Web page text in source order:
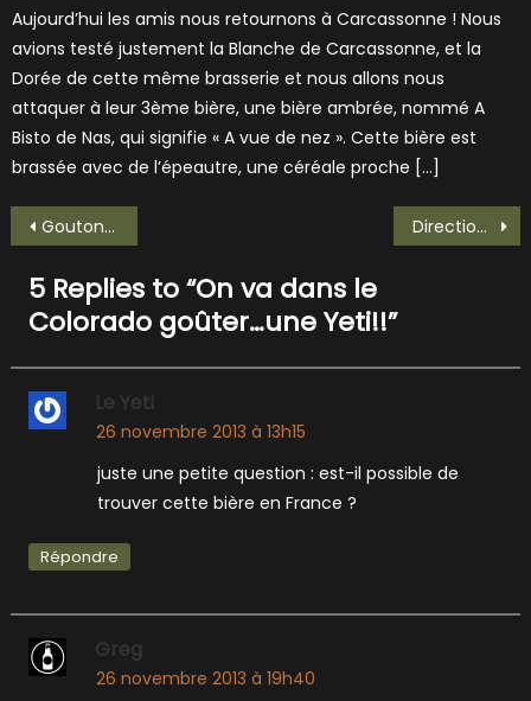
Aujourd’hui les amis nous retournons à Carcassonne ! Nous
avions testé justement la Blanche de Carcassonne, et la
Dorée de cette même brasserie et nous allons nous
attaquer à leur 3ème bière, une bière ambrée, nommé A
Bisto de Nas, qui signifie « A vue de nez ». Cette bière est
brassée avec de l’épeautre, une céréale proche […]
Navigation
de
l’article
Goutons une Artevele Grand Cru, rien que ca!! Direction Carcassonne avec La Belle Dorée!!
5 Replies to “On va dans le
Colorado goûter…une Yeti!!”
Le Yeti
26 novembre 2013 à 13h15
juste une petite question : est-il possible de
trouver cette bière en France ?
Répondre
Greg
26 novembre 2013 à 19h40